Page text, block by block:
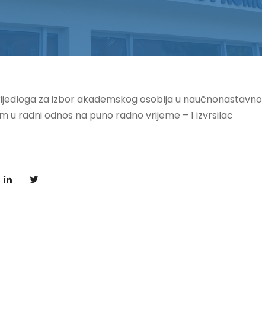
za izbor akademskog osoblja u naučnonastavno
u radni odnos na puno radno vrijeme – 1 izvrsilac